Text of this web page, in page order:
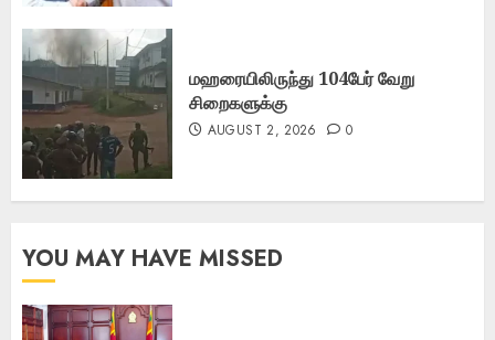
மஹரையிலிருந்து 104பேர் வேறு
சிறைகளுக்கு
AUGUST 2, 2026 0
YOU MAY HAVE MISSED